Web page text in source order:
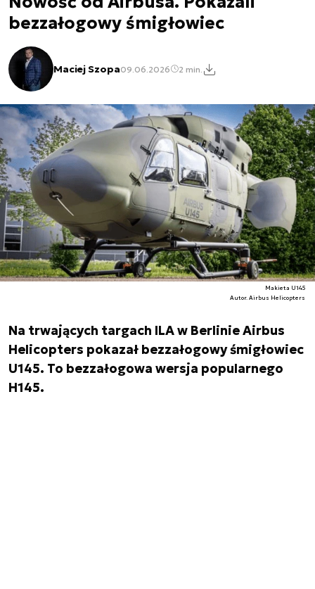
bezzałogowy śmigłowiec
Maciej Szopa09.06.2026 2 min.
Makieta U145
Autor. Airbus Helicopters
Na trwających targach ILA w Berlinie Airbus
Helicopters pokazał bezzałogowy śmigłowiec
U145. To bezzałogowa wersja popularnego
H145.